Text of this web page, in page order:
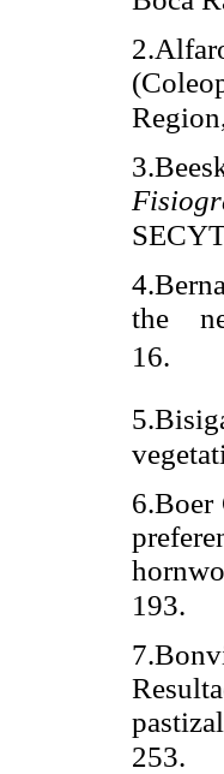
the
16.
6.Boer
193.
253.